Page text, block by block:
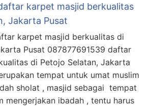
karpet masjid berkualitas
Jakarta Pusat
karpet masjid berkualitas di
Pusat 087877691539 daftar
di Petojo Selatan, Jakarta
tempat untuk umat muslim
sholat , masjid sebagai tempat
mengerjakan ibadah , tentu harus